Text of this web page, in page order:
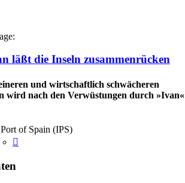
läßt die Inseln zusammenrücken
und wirtschaftlich schwächeren
wird nach den Verwüstungen durch »Ivan«
of Spain (IPS)